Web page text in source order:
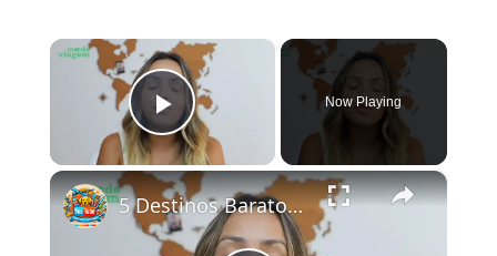
×
Play Video
Now Playing
×
5 Destinos Baratos no Brasil Para Conhecer e Amar! 🇧🇷✨